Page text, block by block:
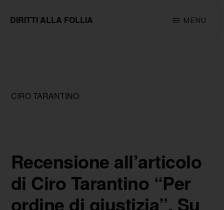
DIRITTI ALLA FOLLIA
della
promozione
dei
MENU
CIRO TARANTINO
Recensione all’articolo
di Ciro Tarantino “Per
ordine di giustizia”. Su